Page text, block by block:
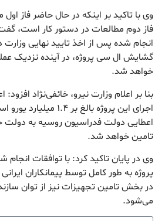
وی با تاکید بر اینکه در حال حاضر فاز
فاز دوم مطالعات در دستور کار است،
انجام شده پس از اخذ تایید نهایی وزارت
گشایش ال سی پروژه، در آینده نزدیک
خواهد شد.
بنا بر اعلام وزارت نیرو، خائفی‌نژاد افزود:
اجرای این پروژه بالغ بر
اعطایی دولت فدراسیون روسیه به دولت
تامین خواهد شد.
وی در پایان تاکید کرد: با توافقات
پروژه به طور کامل توسط پیمانکاران
در بخش تامین تجهیزات نیز از توان
می‌شود.